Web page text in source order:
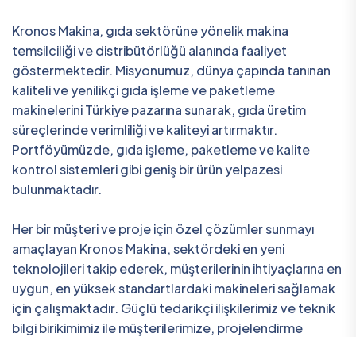
Kronos Makina, gıda sektörüne yönelik makina
temsilciliği ve distribütörlüğü alanında faaliyet
göstermektedir. Misyonumuz, dünya çapında tanınan
kaliteli ve yenilikçi gıda işleme ve paketleme
makinelerini Türkiye pazarına sunarak, gıda üretim
süreçlerinde verimliliği ve kaliteyi artırmaktır.
Portföyümüzde, gıda işleme, paketleme ve kalite
kontrol sistemleri gibi geniş bir ürün yelpazesi
bulunmaktadır.
Her bir müşteri ve proje için özel çözümler sunmayı
amaçlayan Kronos Makina, sektördeki en yeni
teknolojileri takip ederek, müşterilerinin ihtiyaçlarına en
uygun, en yüksek standartlardaki makineleri sağlamak
için çalışmaktadır. Güçlü tedarikçi ilişkilerimiz ve teknik
bilgi birikimimiz ile müşterilerimize, projelendirme